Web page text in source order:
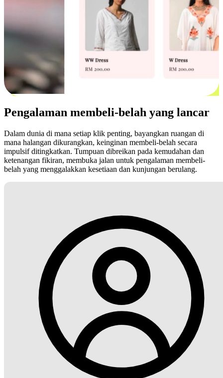
Pengalaman membeli-belah yang lancar
Dalam dunia di mana setiap klik penting, bayangkan ruangan di
mana halangan dikurangkan, keinginan membeli-belah secara
impulsif ditingkatkan. Tumpuan dibreikan pada kemudahan dan
ketenangan fikiran, membuka jalan untuk pengalaman membeli-
belah yang menggalakkan kesetiaan dan kunjungan berulang.